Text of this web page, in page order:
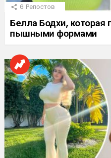
6 Репостов
Белла Бодхи, которая
пышными формами